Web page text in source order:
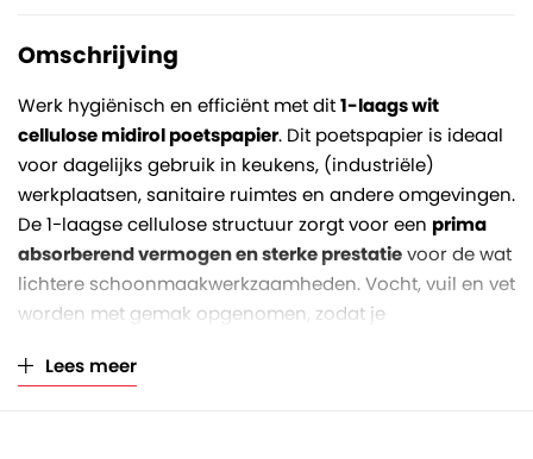
Omschrijving
Werk hygiënisch en efficiënt met dit1-laags wit
cellulose midirol poetspapier. Dit poetspapier is ideaal
voor dagelijks gebruik in keukens, (industriële)
werkplaatsen, sanitaire ruimtes en andere omgevingen.
De 1-laagse cellulose structuur zorgt voor een prima
absorberend vermogen en sterke prestatievoor de wat
lichtere schoonmaakwerkzaamheden. Vocht, vuil en vet
worden met gemak opgenomen, zodat je
Derolbreedte is 20 centimeter
Lees meer